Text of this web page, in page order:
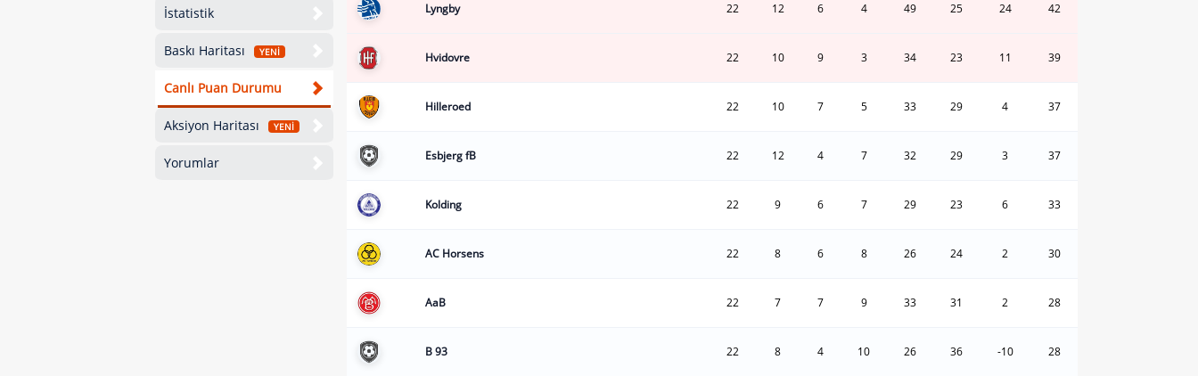
İstatistik
Baskı Haritası YENİ
Canlı Puan Durumu
Aksiyon Haritası YENİ
Yorumlar
Lyngby 22 12 6 4 49 25 24 42
Hvidovre 22 10 9 3 34 23 11 39
Hilleroed 22 10 7 5 33 29 4 37
Esbjerg fB 22 12 4 7 32 29 3 37
Kolding 22 9 6 7 29 23 6 33
AC Horsens 22 8 6 8 26 24 2 30
AaB 22 7 7 9 33 31 2 28
B 93 22 8 4 10 26 36 -10 28